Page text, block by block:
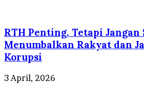
RTH Penting, Tetapi Jangan
Menumbalkan Rakyat dan
Korupsi
3 April, 2026